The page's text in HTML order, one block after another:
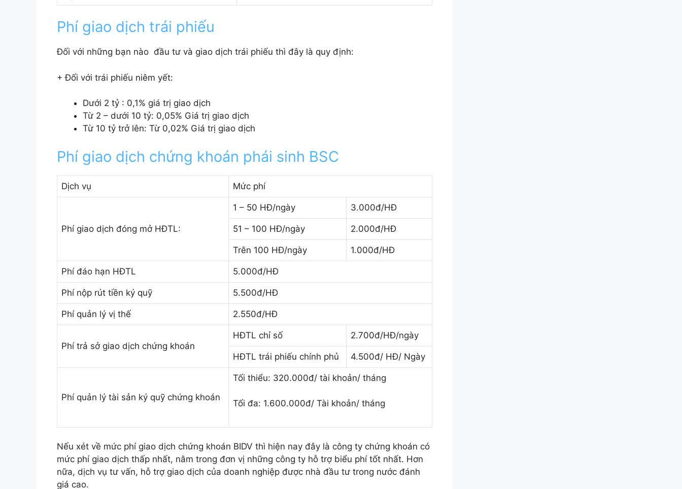
Phí giao dịch trái phiếu
Đối với những bạn nào đầu tư và giao dịch trái phiếu thì đây là quy định:
+ Đối với trái phiếu niêm yết:
Dưới 2 tỷ : 0,1% giá trị giao dịch
Từ 2 – dưới 10 tỷ: 0,05% Giá trị giao dịch
Từ 10 tỷ trở lên: Từ 0,02% Giá trị giao dịch
Phí giao dịch chứng khoán phái sinh BSC
Dịch vụ Mức phí
Phí giao dịch đóng mở HĐTL:
1 – 50 HĐ/ngày 3.000đ/HĐ
51 – 100 HĐ/ngày 2.000đ/HĐ
Trên 100 HĐ/ngày 1.000đ/HĐ
Phí đáo hạn HĐTL 5.000đ/HĐ
Phí nộp rút tiền ký quỹ 5.500đ/HĐ
Phí quản lý vị thế 2.550đ/HĐ
Phí trả sở giao dịch chứng khoán
HĐTL chỉ số 2.700đ/HĐ/ngày
HĐTL trái phiếu chính phủ 4.500đ/ HĐ/ Ngày
Phí quản lý tài sản ký quỹ chứng khoán
Tối thiểu: 320.000đ/ tài khoản/ tháng
Tối đa: 1.600.000đ/ Tài khoản/ tháng
Nếu xét về mức phí giao dịch chứng khoán BIDV thì hiện nay đây là công ty chứng khoán có
mức phí giao dịch thấp nhất, nằm trong đơn vị những công ty hỗ trợ biểu phí tốt nhất. Hơn
nữa, dịch vụ tư vấn, hỗ trợ giao dịch của doanh nghiệp được nhà đầu tư trong nước đánh
giá cao.